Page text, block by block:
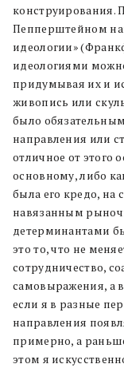
конструирования.
Пепперштейном
идеологии»
идеологиями
придумывая их и
живопись или
было
направления или
отличное от этого
основному, либо
была его кредо,
навязанным
детерминантами
это то, что не
сотрудничество,
самовыражения, а
если я в разные
направления
примерно, а
этом я